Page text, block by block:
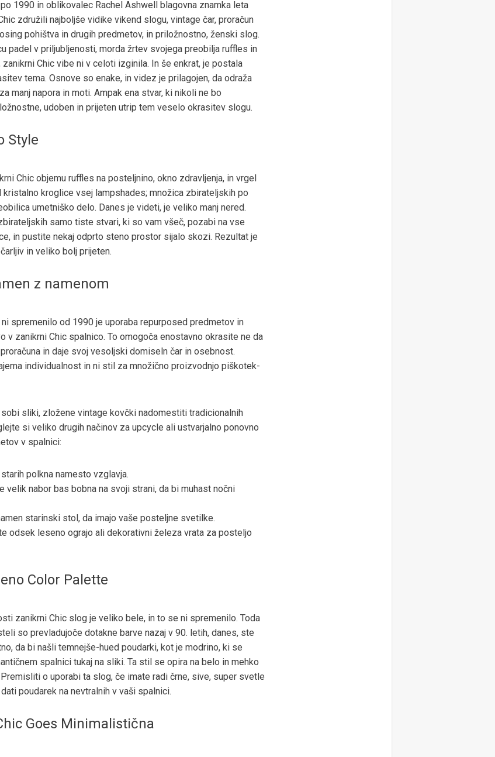
1990 in oblikovalec Rachel Ashwell blagovna znamka leta
združili najboljše vidike vikend slogu, vintage čar, proračun
pohištva in drugih predmetov, in priložnostno, ženski slog.
padel v priljubljenosti, morda žrtev svojega preobilja ruffles in
zanikrni Chic vibe ni v celoti izginila. In še enkrat, je postala
tema. Osnove so enake, in videz je prilagojen, da odraža
manj napora in moti. Ampak ena stvar, ki nikoli ne bo
udoben in prijeten utrip tem veselo okrasitev slogu.
Style
Chic objemu ruffles na posteljnino, okno zdravljenja, in vrgel
kristalno kroglice vsej lampshades; množica zbirateljskih po
umetniško delo. Danes je videti, je veliko manj nered.
samo tiste stvari, ki so vam všeč, pozabi na vse
in pustite nekaj odprto steno prostor sijalo skozi. Rezultat je
in veliko bolj prijeten.
z namenom
ni spremenilo od 1990 je uporaba repurposed predmetov in
v zanikrni Chic spalnico. To omogoča enostavno okrasite ne da
in daje svoj vesoljski domiseln čar in osebnost.
individualnost in ni stil za množično proizvodnjo piškotek-
sobi sliki, zložene vintage kovčki nadomestiti tradicionalnih
si veliko drugih načinov za upcycle ali ustvarjalno ponovno
v spalnici:
polkna namesto vzglavja.
velik nabor bas bobna na svoji strani, da bi muhast nočni
starinski stol, da imajo vaše posteljne svetilke.
odsek leseno ograjo ali dekorativni železa vrata za posteljo
Color Palette
zanikrni Chic slog je veliko bele, in to se ni spremenilo. Toda
so prevladujoče dotakne barve nazaj v 90. letih, danes, ste
da bi našli temnejše-hued poudarki, kot je modrino, ki se
spalnici tukaj na sliki. Ta stil se opira na belo in mehko
o uporabi ta slog, če imate radi črne, sive, super svetle
poudarek na nevtralnih v vaši spalnici.
Goes Minimalistična